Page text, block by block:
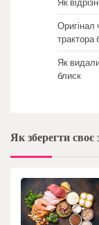
Оригінал
трактора
Як
блиск
Як зберегти своє